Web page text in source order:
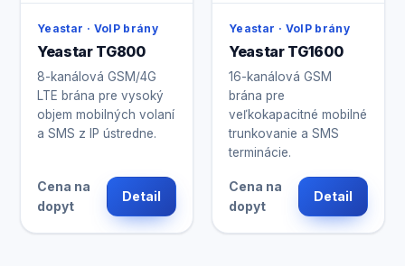
Yeastar · VoIP brány
Yeastar TG800
8-kanálová GSM/4G
LTE brána pre vysoký
objem mobilných volaní
a SMS z IP ústredne.
Cena na
dopyt
Detail
Yeastar · VoIP brány
Yeastar TG1600
16-kanálová GSM
brána pre
veľkokapacitné mobilné
trunkovanie a SMS
terminácie.
Cena na
dopyt
Detail